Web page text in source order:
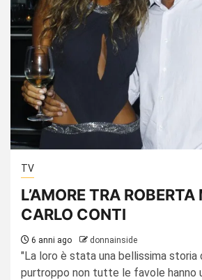
TV
L’AMORE TRA ROBERTA
CARLO CONTI
6 anni ago donnainside
"La loro è stata una bellissima storia
purtroppo non tutte le favole hanno